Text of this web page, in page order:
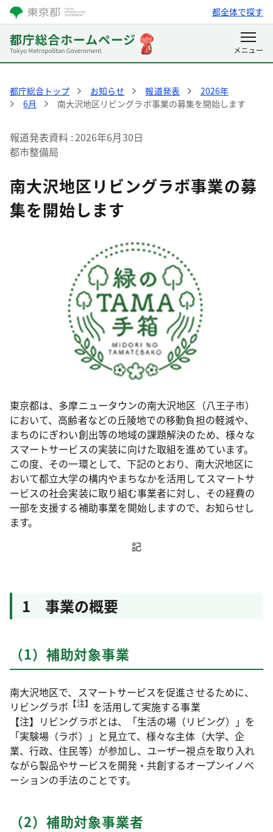
都全体で探す
都庁総合トップ お知らせ 報道発表
2026年
6月
南大沢地区リビングラボ事業の募集を開始します
報道発表資料 2026年6月30日
都市整備局
南大沢地区リビングラボ事業の募
集を開始します
東京都は、多摩ニュータウンの南大沢地区（八王子市）
において、高齢者などの丘陵地での移動負担の軽減や、
まちのにぎわい創出等の地域の課題解決のため、様々な
スマートサービスの実装に向けた取組を進めています。
この度、その一環として、下記のとおり、南大沢地区に
おいて都立大学の構内やまちなかを活用してスマートサ
ービスの社会実装に取り組む事業者に対し、その経費の
一部を支援する補助事業を開始しますので、お知らせし
ます。
記
1 事業の概要
（1）補助対象事業
南大沢地区で、スマートサービスを促進させるために、
リビングラボ 【注】 を活用して実施する事業
【注】リビングラボとは、「生活の場（リビング）」を
「実験場（ラボ）」と見立て、様々な主体（大学、企
業、行政、住民等）が参加し、ユーザー視点を取り入れ
ながら製品やサービスを開発・共創するオープンイノベ
ーションの手法のことです。
（2）補助対象事業者